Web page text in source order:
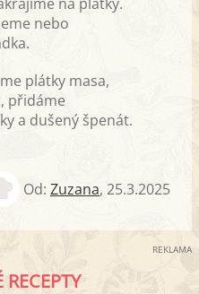
nebo
plátky masa,
přidáme
a dušený špenát.
Od: Zuzana, 25.3.2025
REKLAMA